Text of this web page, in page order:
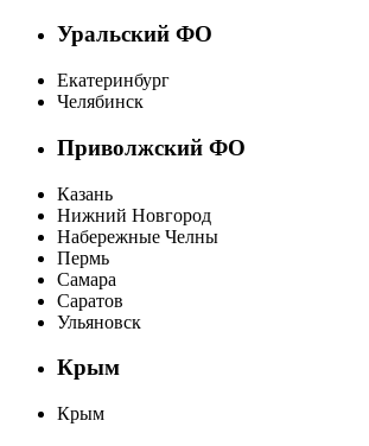
Уральский ФО
Екатеринбург
Челябинск
Приволжский ФО
Казань
Нижний Новгород
Набережные Челны
Пермь
Самара
Саратов
Ульяновск
Крым
Крым